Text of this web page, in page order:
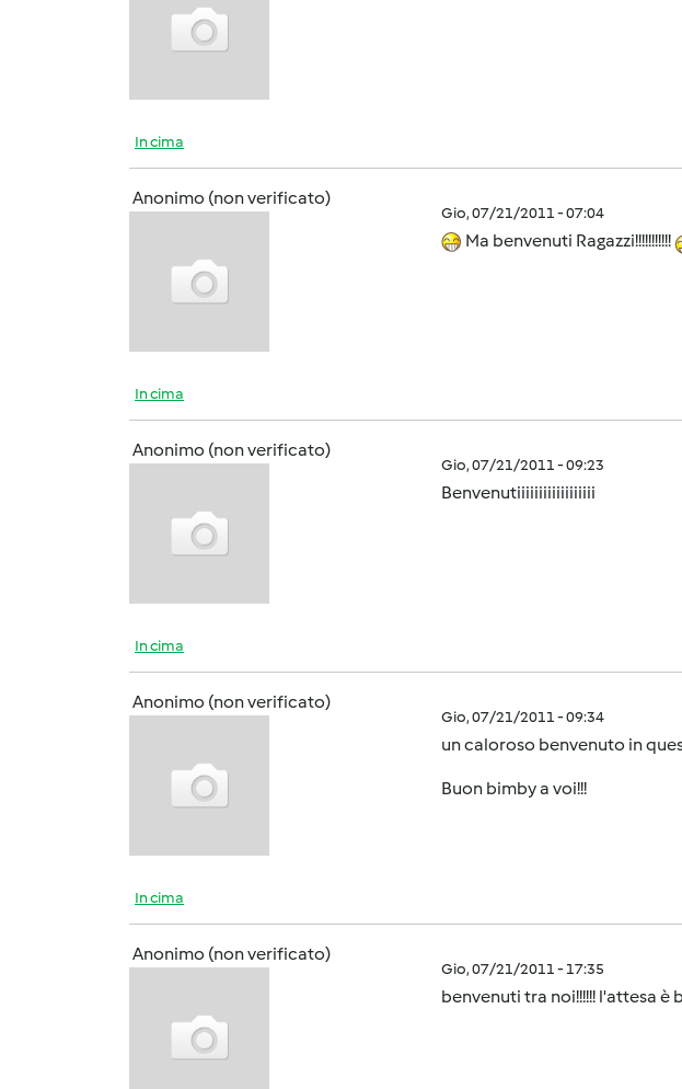
In cima
Anonimo (non verificato)
Gio, 07/21/2011 - 07:04
Ma benvenuti Ragazzi!!!!!!!!!!!
In cima
Anonimo (non verificato)
Gio, 07/21/2011 - 09:23
Benvenutiiiiiiiiiiiiiiiiii
In cima
Anonimo (non verificato)
Gio, 07/21/2011 - 09:34
un caloroso benvenuto in
Buon bimby a voi!!!
In cima
Anonimo (non verificato)
Gio, 07/21/2011 - 17:35
benvenuti tra noi!!!!!! l'attesa è